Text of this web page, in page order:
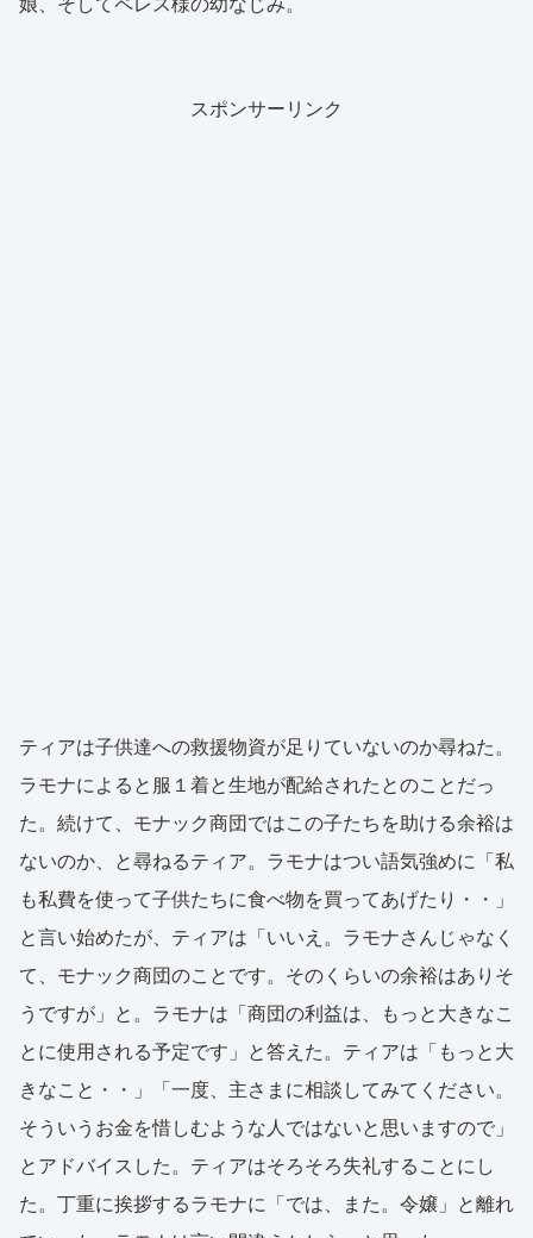
娘、そしてペレス様の幼なじみ。
スポンサーリンク
ティアは子供達への救援物資が足りていないのか尋ねた。
ラモナによると服１着と生地が配給されたとのことだっ
た。続けて、モナック商団ではこの子たちを助ける余裕は
ないのか、と尋ねるティア。ラモナはつい語気強めに「私
も私費を使って子供たちに食べ物を買ってあげたり・・」
と言い始めたが、ティアは「いいえ。ラモナさんじゃなく
て、モナック商団のことです。そのくらいの余裕はありそ
うですが」と。ラモナは「商団の利益は、もっと大きなこ
とに使用される予定です」と答えた。ティアは「もっと大
きなこと・・」「一度、主さまに相談してみてください。
そういうお金を惜しむような人ではないと思いますので」
とアドバイスした。ティアはそろそろ失礼することにし
た。丁重に挨拶するラモナに「では、また。令嬢」と離れ